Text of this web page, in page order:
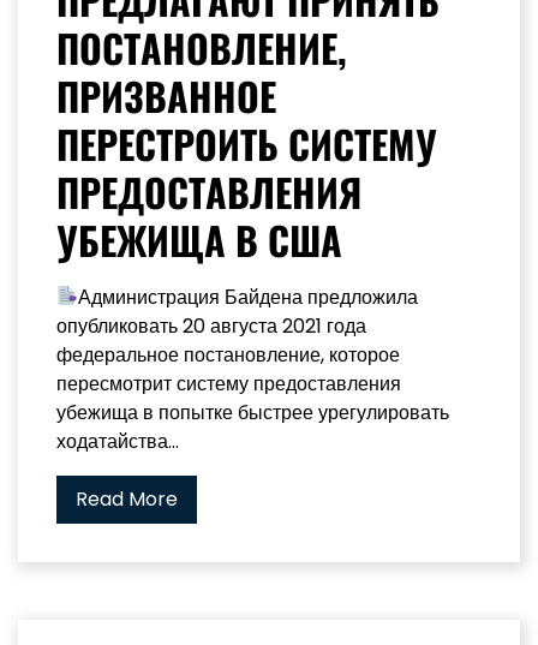
ПОСТАНОВЛЕНИЕ,
ПРИЗВАННОЕ
ПЕРЕСТРОИТЬ СИСТЕМУ
ПРЕДОСТАВЛЕНИЯ
УБЕЖИЩА В США
Администрация Байдена предложила
опубликовать 20 августа 2021 года
федеральное постановление, которое
пересмотрит систему предоставления
убежища в попытке быстрее урегулировать
ходатайства...
Read More